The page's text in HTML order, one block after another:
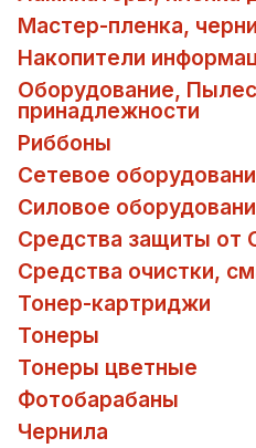
Мастер-пленка,
Накопители
Оборудование,
принадлежности
Риббоны
Сетевое
Силовое
Средства защиты от
Средства очистки,
Тонер-картриджи
Тонеры
Тонеры цветные
Фотобарабаны
Чернила